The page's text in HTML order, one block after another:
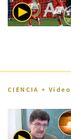
CIENCIA +